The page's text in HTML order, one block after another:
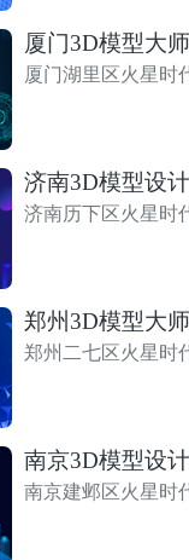
厦门3D模型大
厦门湖里区火星时
济南3D模型设
济南历下区火星时
郑州3D模型大
郑州二七区火星时
南京3D模型设
南京建邺区火星时